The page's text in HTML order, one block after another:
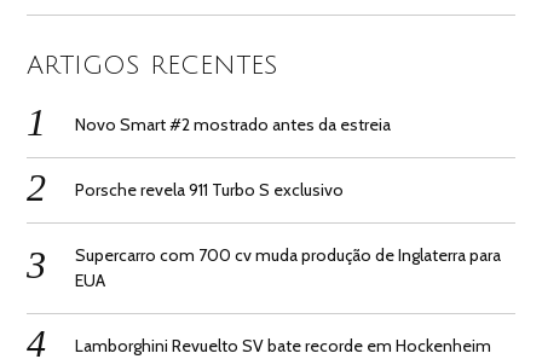
ARTIGOS RECENTES
Novo Smart #2 mostrado antes da estreia
Porsche revela 911 Turbo S exclusivo
Supercarro com 700 cv muda produção de Inglaterra para
EUA
Lamborghini Revuelto SV bate recorde em Hockenheim